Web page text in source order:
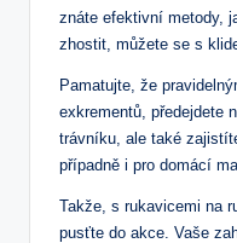
znáte efektivní metody,
zhostit, můžete se s
Pamatujte, že
exkrementů, předejdete
trávníku, ale také
případně i pro domácí
Takže, s rukavicemi na
pusťte do akce. Vaše